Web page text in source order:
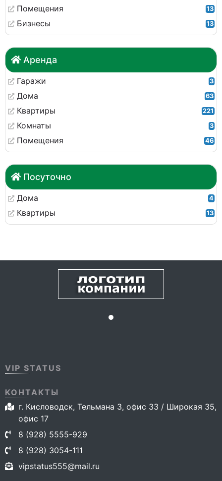
Помещения 13
Бизнесы 13
Аренда
Гаражи 3
Дома 63
Квартиры 221
Комнаты 3
Помещения 46
Посуточно
Дома 4
Квартиры 13
VIP STATUS
КОНТАКТЫ
г. Кисловодск, Тельмана 3, офис 33 / Широкая 35,
офис 17
8 (928) 5555-929
8 (928) 3054-111
vipstatus555@mail.ru